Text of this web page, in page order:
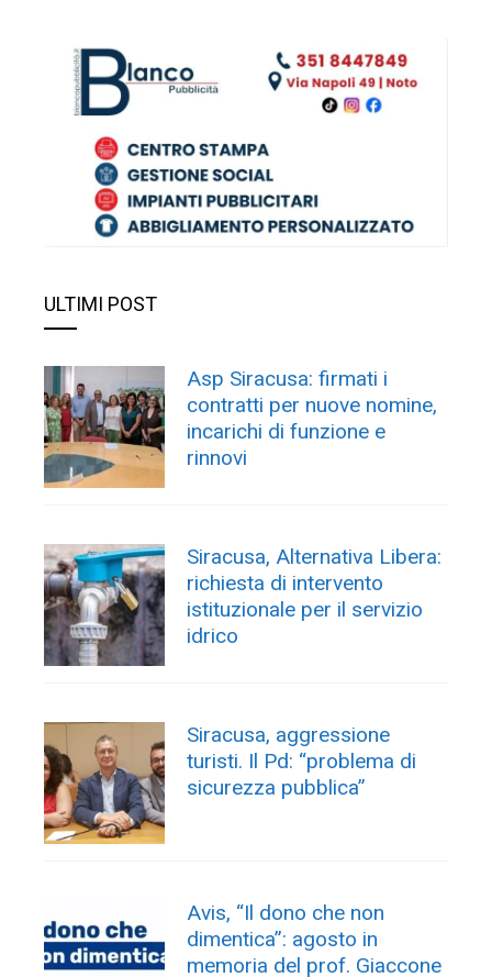
ULTIMI POST
Asp Siracusa: firmati i
contratti per nuove nomine,
incarichi di funzione e
rinnovi
Siracusa, Alternativa Libera:
richiesta di intervento
istituzionale per il servizio
idrico
Siracusa, aggressione
turisti. Il Pd: “problema di
sicurezza pubblica”
Avis, “Il dono che non
dimentica”: agosto in
memoria del prof. Giaccone